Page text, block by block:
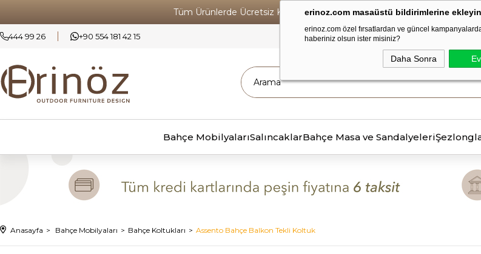
erinoz.com masaüstü bildirimlerine
erinoz.com özel fırsatlardan ve güncel
haberiniz olsun ister misiniz?
Daha Sonra
Tüm Ürünlerde Ücretsiz Kargo • Vade Farksız 6 Taksit ! • Havale
444 99 26 +90 554 181 42 15
Bahçe MobilyalarıSalıncaklarBahçe Masa ve Sandalyeleri
Anasayfa Bahçe Mobilyaları Bahçe Koltukları Assento Bahçe Balkon Tekli Koltuk